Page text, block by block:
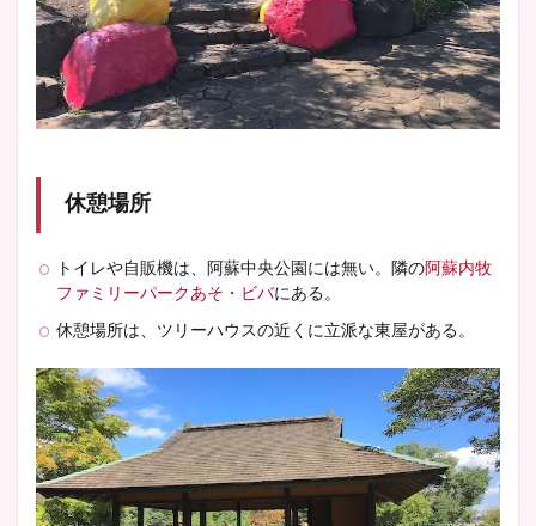
休憩場所
トイレや自販機は、阿蘇中央公園には無い。隣の阿蘇内牧
ファミリーパークあそ・ビバにある。
休憩場所は、ツリーハウスの近くに立派な東屋がある。